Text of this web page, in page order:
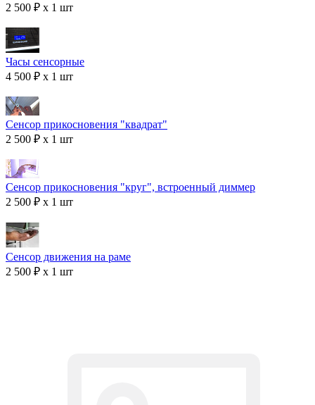
2 500 ₽ x 1 шт
Часы сенсорные
4 500 ₽ x 1 шт
Сенсор прикосновения "квадрат"
2 500 ₽ x 1 шт
Сенсор прикосновения "круг", встроенный диммер
2 500 ₽ x 1 шт
Сенсор движения на раме
2 500 ₽ x 1 шт